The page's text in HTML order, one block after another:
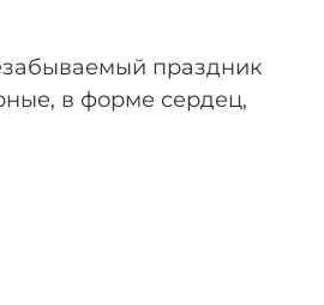
праздник
в форме сердец,